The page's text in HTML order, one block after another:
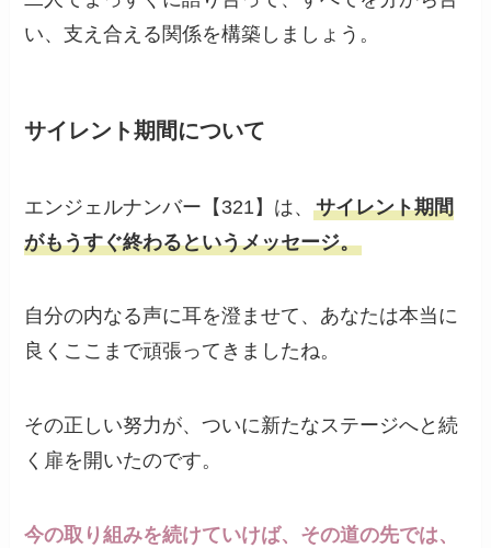
い、支え合える関係を構築しましょう。
サイレント期間について
エンジェルナンバー【321】は、サイレント期間
がもうすぐ終わるというメッセージ。
自分の内なる声に耳を澄ませて、あなたは本当に
良くここまで頑張ってきましたね。
その正しい努力が、ついに新たなステージへと続
く扉を開いたのです。
今の取り組みを続けていけば、その道の先では、